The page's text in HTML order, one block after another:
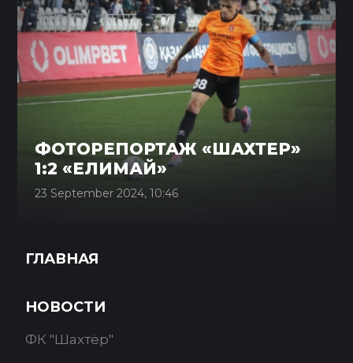
ФОТОРЕПОРТАЖ «ШАХТЕР»
1:2 «ЕЛИМАЙ»
23 September 2024, 10:46
ГЛАВНАЯ
НОВОСТИ
ФК "Шахтёр"